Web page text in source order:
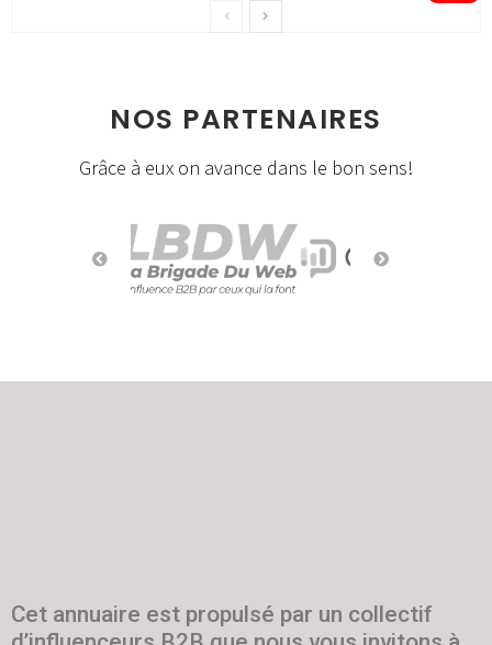
NOS PARTENAIRES
Grâce à eux on avance dans le bon sens!
Cet annuaire est propulsé par un collectif